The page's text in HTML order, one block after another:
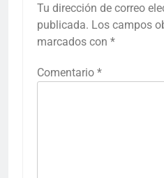
Tu dirección de correo
publicada. Los campos
marcados con *
Comentario *